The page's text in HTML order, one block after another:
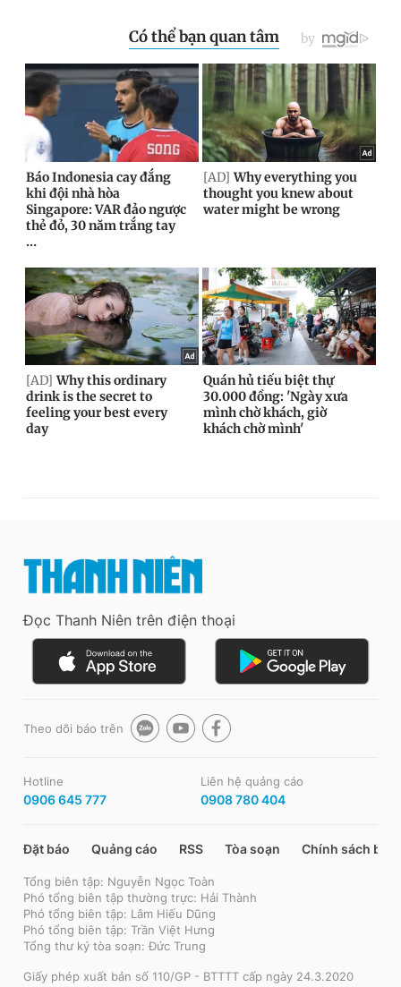
Đọc Thanh Niên trên điện thoại
Theo dõi báo trên
Hotline
0906 645 777
Liên hệ quảng cáo
0908 780 404
Đặt báo Quảng cáo RSS Tòa soạn Chính sách bảo
Tổng biên tập: Nguyễn Ngọc Toàn
Phó tổng biên tập thường trực: Hải Thành
Phó tổng biên tập: Lâm Hiếu Dũng
Phó tổng biên tập: Trần Việt Hưng
Tổng thư ký tòa soạn: Đức Trung
Giấy phép xuất bản số 110/GP - BTTTT cấp ngày 24.3.2020